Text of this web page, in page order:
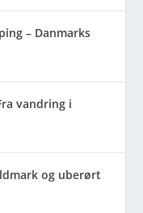
– Danmarks
vandring i
og uberørt